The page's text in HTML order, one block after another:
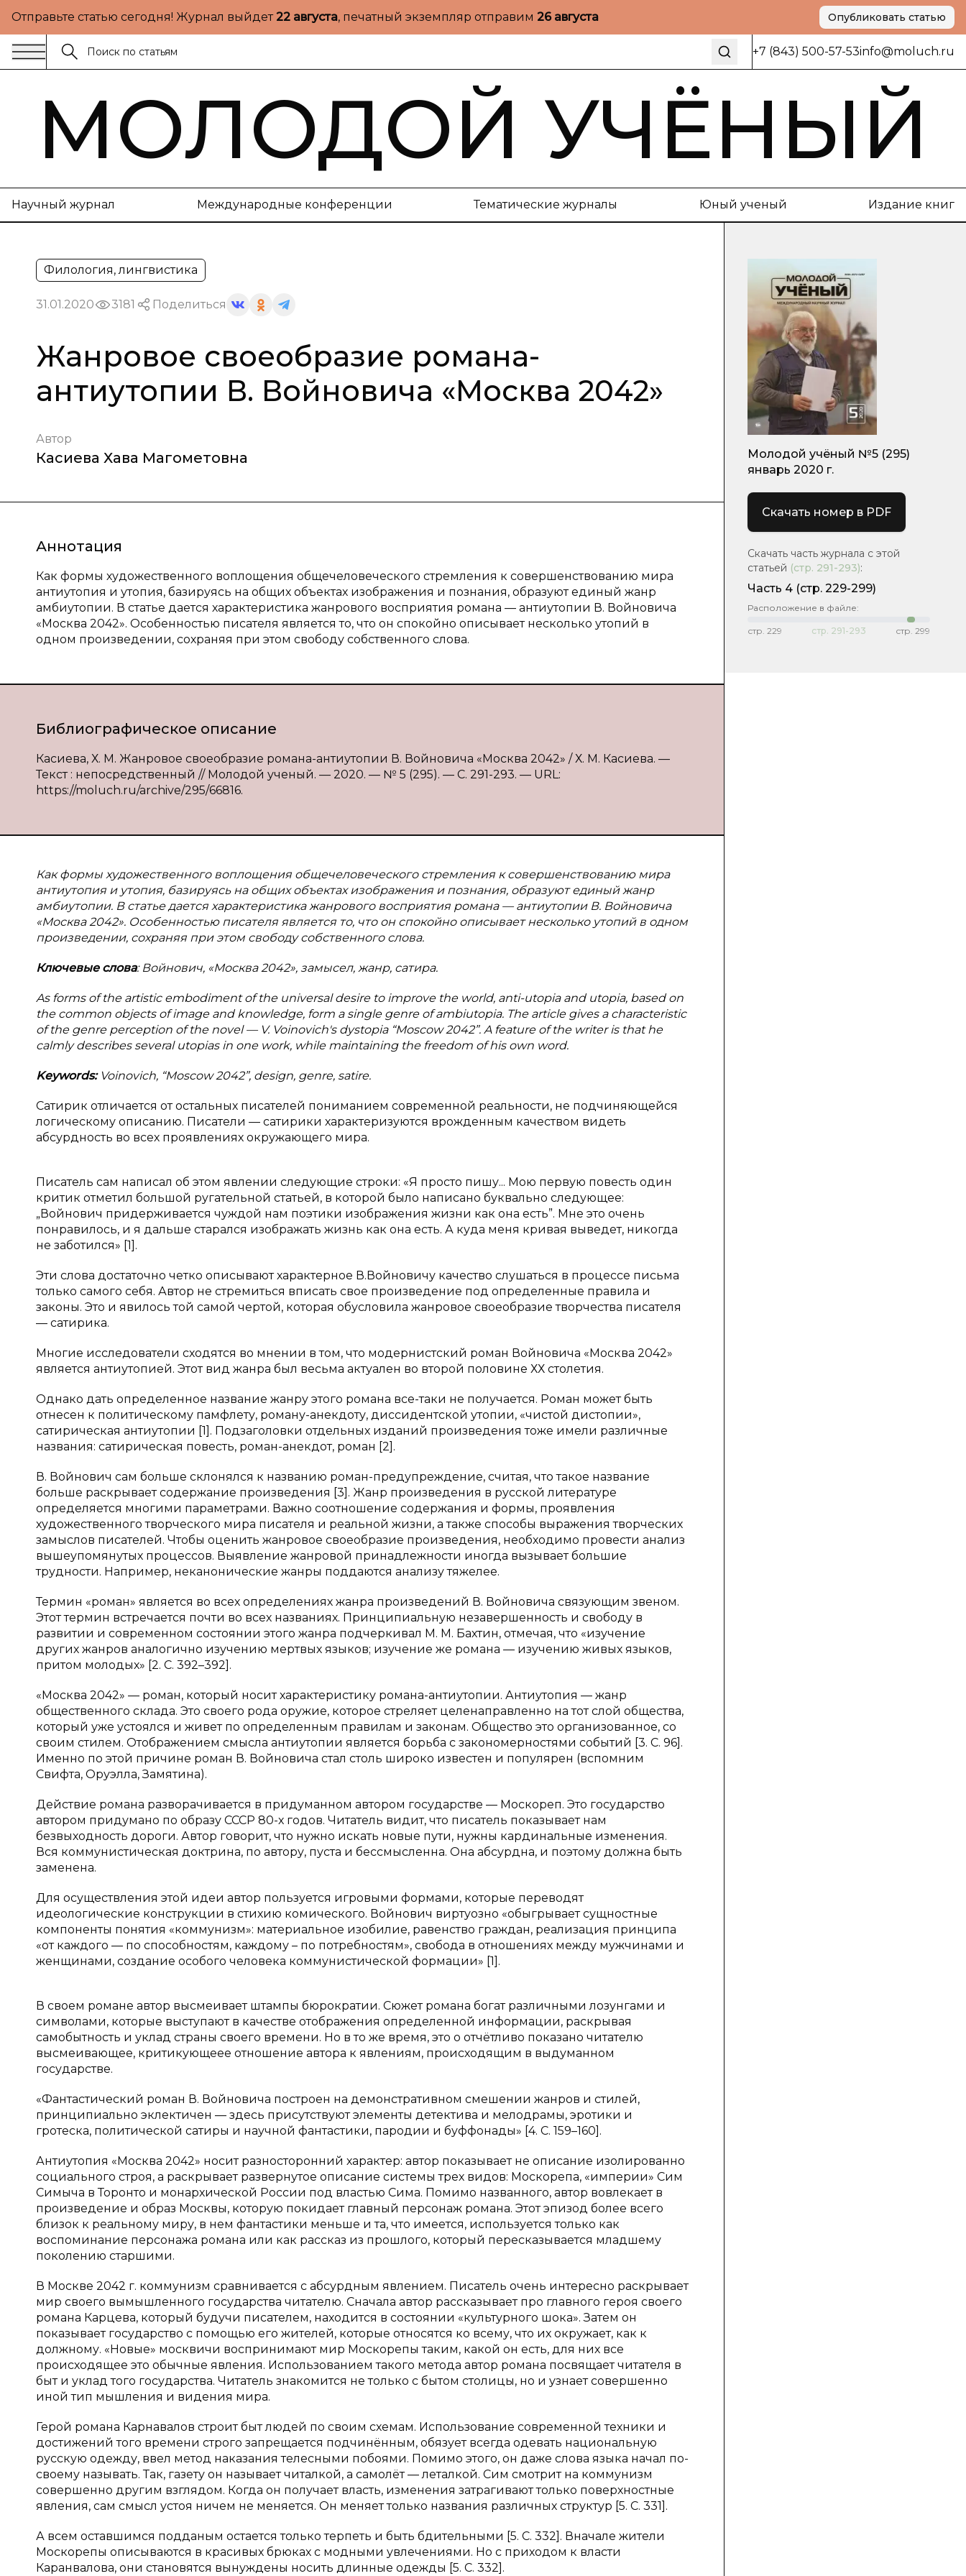
Отправьте статью сегодня! Журнал выйдет22 августа, печатный экземпляр отправим 26 августа Опубликовать статью
+7 (843) 500-57-53info@moluch.ru
МОЛОДОЙ УЧЁНЫЙ
Научный журнал Международные конференции Тематические журналы Юный ученый Издание книг
Филология, лингвистика
31.01.2020 3181 Поделиться
Жанровое своеобразие романа-
антиутопии В. Войновича «Москва 2042»
Автор
Касиева Хава Магометовна
Аннотация
Как формы художественного воплощения общечеловеческого стремления к совершенствованию мира
антиутопия и утопия, базируясь на общих объектах изображения и познания, образуют единый жанр
амбиутопии. В статье дается характеристика жанрового восприятия романа — антиутопии В. Войновича
«Москва 2042». Особенностью писателя является то, что он спокойно описывает несколько утопий в
одном произведении, сохраняя при этом свободу собственного слова.
Библиографическое описание
Касиева, Х. М. Жанровое своеобразие романа-антиутопии В. Войновича «Москва 2042» / Х. М. Касиева. —
Текст : непосредственный // Молодой ученый. — 2020. — № 5 (295). — С. 291-293. — URL:
https://moluch.ru/archive/295/66816.
Как формы художественного воплощения общечеловеческого стремления к совершенствованию мира
антиутопия и утопия, базируясь на общих объектах изображения и познания, образуют единый жанр
амбиутопии. В статье дается характеристика жанрового восприятия романа — антиутопии В. Войновича
«Москва 2042». Особенностью писателя является то, что он спокойно описывает несколько утопий в одном
произведении, сохраняя при этом свободу собственного слова.
Ключевые слова: Войнович, «Москва 2042», замысел, жанр, сатира.
As forms of the artistic embodiment of the universal desire to improve the world, anti-utopia and utopia, based on
the common objects of image and knowledge, form a single genre of ambiutopia. The article gives a characteristic
of the genre perception of the novel — V. Voinovich's dystopia “Moscow 2042”. A feature of the writer is that he
calmly describes several utopias in one work, while maintaining the freedom of his own word.
Keywords:Voinovich, “Moscow 2042”, design, genre, satire.
Сатирик отличается от остальных писателей пониманием современной реальности, не подчиняющейся
логическому описанию. Писатели — сатирики характеризуются врожденным качеством видеть
абсурдность во всех проявлениях окружающего мира.
Писатель сам написал об этом явлении следующие строки: «Я просто пишу... Мою первую повесть один
критик отметил большой ругательной статьей, в которой было написано буквально следующее:
„Войнович придерживается чуждой нам поэтики изображения жизни как она есть”. Мне это очень
понравилось, и я дальше старался изображать жизнь как она есть. А куда меня кривая выведет, никогда
не заботился» [1].
Эти слова достаточно четко описывают характерное В.Войновичу качество слушаться в процессе письма
только самого себя. Автор не стремиться вписать свое произведение под определенные правила и
законы. Это и явилось той самой чертой, которая обусловила жанровое своеобразие творчества писателя
— сатирика.
Многие исследователи сходятся во мнении в том, что модернистский роман Войновича «Москва 2042»
является антиутопией. Этот вид жанра был весьма актуален во второй половине ХХ столетия.
Однако дать определенное название жанру этого романа все-таки не получается. Роман может быть
отнесен к политическому памфлету, роману-анекдоту, диссидентской утопии, «чистой дистопии»,
сатирическая антиутопии [1]. Подзаголовки отдельных изданий произведения тоже имели различные
названия: сатирическая повесть, роман-анекдот, роман [2].
В. Войнович сам больше склонялся к названию роман-предупреждение, считая, что такое название
больше раскрывает содержание произведения [3]. Жанр произведения в русской литературе
определяется многими параметрами. Важно соотношение содержания и формы, проявления
художественного творческого мира писателя и реальной жизни, а также способы выражения творческих
замыслов писателей. Чтобы оценить жанровое своеобразие произведения, необходимо провести анализ
вышеупомянутых процессов. Выявление жанровой принадлежности иногда вызывает большие
трудности. Например, неканонические жанры поддаются анализу тяжелее.
Термин «роман» является во всех определениях жанра произведений В. Войновича связующим звеном.
Этот термин встречается почти во всех названиях. Принципиальную незавершенность и свободу в
развитии и современном состоянии этого жанра подчеркивал М. М. Бахтин, отмечая, что «изучение
других жанров аналогично изучению мертвых языков; изучение же романа — изучению живых языков,
притом молодых» [2. С. 392–392].
«Москва 2042» — роман, который носит характеристику романа-антиутопии. Антиутопия — жанр
общественного склада. Это своего рода оружие, которое стреляет целенаправленно на тот слой общества,
который уже устоялся и живет по определенным правилам и законам. Общество это организованное, со
своим стилем. Отображением смысла антиутопии является борьба с закономерностями событий [3. С. 96].
Именно по этой причине роман В. Войновича стал столь широко известен и популярен (вспомним
Свифта, Оруэлла, Замятина).
Действие романа разворачивается в придуманном автором государстве — Москореп. Это государство
автором придумано по образу СССР 80-х годов. Читатель видит, что писатель показывает нам
безвыходность дороги. Автор говорит, что нужно искать новые пути, нужны кардинальные изменения.
Вся коммунистическая доктрина, по автору, пуста и бессмысленна. Она абсурдна, и поэтому должна быть
заменена.
Для осуществления этой идеи автор пользуется игровыми формами, которые переводят
идеологические конструкции в стихию комического. Войнович виртуозно «обыгрывает сущностные
компоненты понятия «коммунизм»: материальное изобилие, равенство граждан, реализация принципа
«от каждого — по способностям, каждому – по потребностям», свобода в отношениях между мужчинами и
женщинами, создание особого человека коммунистической формации» [1].
В своем романе автор высмеивает штампы бюрократии. Сюжет романа богат различными лозунгами и
символами, которые выступают в качестве отображения определенной информации, раскрывая
самобытность и уклад страны своего времени. Но в то же время, это о отчётливо показано читателю
высмеивающее, критикующеее отношение автора к явлениям, происходящим в выдуманном
государстве.
«Фантастический роман В. Войновича построен на демонстративном смешении жанров и стилей,
принципиально эклектичен — здесь присутствуют элементы детектива и мелодрамы, эротики и
гротеска, политической сатиры и научной фантастики, пародии и буффонады» [4. С. 159–160].
Антиутопия «Москва 2042» носит разносторонний характер: автор показывает не описание изолированно
социального строя, а раскрывает развернутое описание системы трех видов: Москорепа, «империи» Сим
Симыча в Торонто и монархической России под властью Сима. Помимо названного, автор вовлекает в
произведение и образ Москвы, которую покидает главный персонаж романа. Этот эпизод более всего
близок к реальному миру, в нем фантастики меньше и та, что имеется, используется только как
воспоминание персонажа романа или как рассказ из прошлого, который пересказывается младшему
поколению старшими.
В Москве 2042 г. коммунизм сравнивается с абсурдным явлением. Писатель очень интересно раскрывает
мир своего вымышленного государства читателю. Сначала автор рассказывает про главного героя своего
романа Карцева, который будучи писателем, находится в состоянии «культурного шока». Затем он
показывает государство с помощью его жителей, которые относятся ко всему, что их окружает, как к
должному. «Новые» москвичи воспринимают мир Москорепы таким, какой он есть, для них все
происходящее это обычные явления. Использованием такого метода автор романа посвящает читателя в
быт и уклад того государства. Читатель знакомится не только с бытом столицы, но и узнает совершенно
иной тип мышления и видения мира.
Герой романа Карнавалов строит быт людей по своим схемам. Использование современной техники и
достижений того времени строго запрещается подчинённым, обязует всегда одевать национальную
русскую одежду, ввел метод наказания телесными побоями. Помимо этого, он даже слова языка начал по-
своему называть. Так, газету он называет читалкой, а самолёт — леталкой. Сим смотрит на коммунизм
совершенно другим взглядом. Когда он получает власть, изменения затрагивают только поверхностные
явления, сам смысл устоя ничем не меняется. Он меняет только названия различных структур [5. С. 331].
А всем оставшимся подданым остается только терпеть и быть бдительными [5. С. 332]. Вначале жители
Москорепы описываются в красивых брюках с модными увлечениями. Но с приходом к власти
Каранвалова, они становятся вынуждены носить длинные одежды [5. С. 332].
Молодой учёный №5 (295)
январь 2020 г.
Скачать номер в PDF
Скачать часть журнала с этой
статьей (стр. 291-293):
Часть 4 (стр. 229-299)
Расположение в файле:
стр. 229 стр. 291-293 стр. 299